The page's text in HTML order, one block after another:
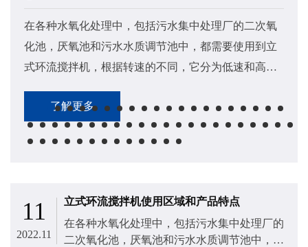
在各种水氧化处理中，包括污水集中处理厂的二次氧
化池，厌氧池和污水水质调节池中，都需要使用到立
式环流搅拌机​，根据转速的不同，它分为低速和高速
了解更多
11
2022.11
立式环流搅拌机使用区域和产品特点
在各种水氧化处理中，包括污水集中处理厂的
二次氧化池，厌氧池和污水水质调节池中，都